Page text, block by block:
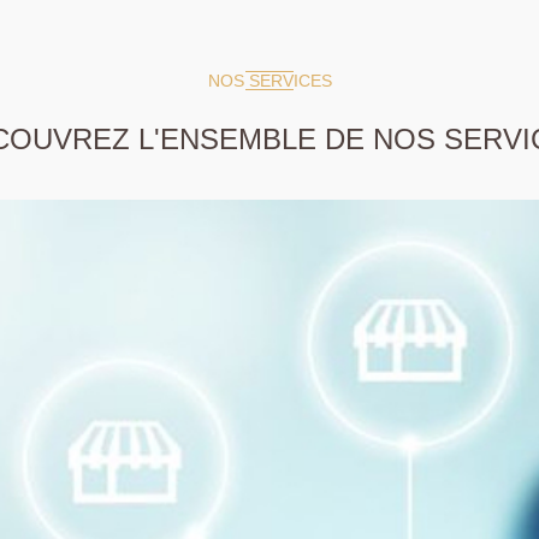
NOS SERVICES
L'ENSEMBLE DE NOS